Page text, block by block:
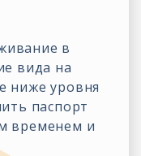
в
вида на
ниже уровня
паспорт
временем и